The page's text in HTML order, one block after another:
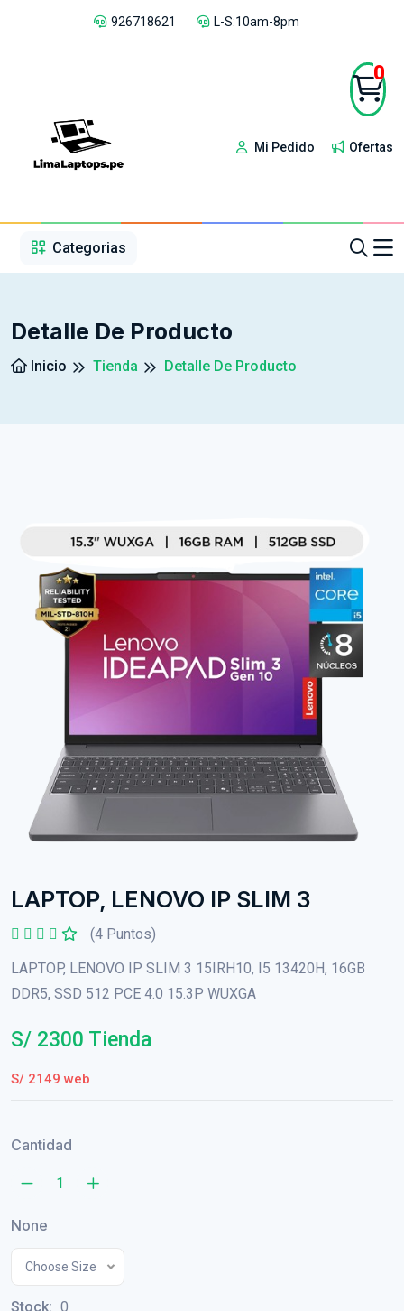
926718621 L-S:10am-8pm
Mi Pedido Ofertas
0
Categorias
Detalle De Producto
Inicio Tienda Detalle De Producto
LAPTOP, LENOVO IP SLIM 3
(4 Puntos)
LAPTOP, LENOVO IP SLIM 3 15IRH10, I5 13420H, 16GB
DDR5, SSD 512 PCE 4.0 15.3P WUXGA
S/ 2300 Tienda
S/ 2149 web
Cantidad
None
Choose Size
Stock: 0